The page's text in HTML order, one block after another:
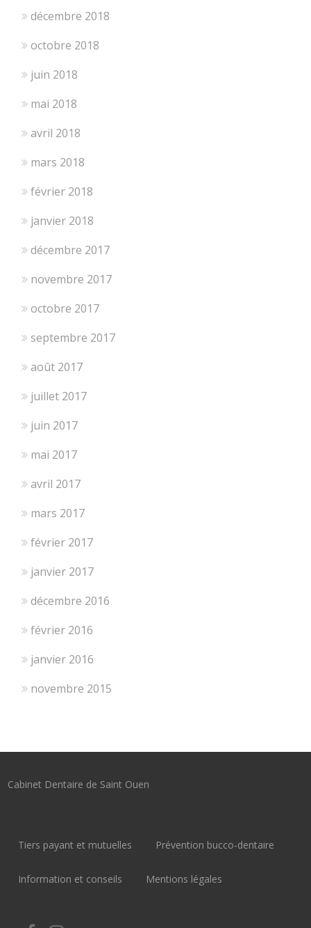
décembre 2018
octobre 2018
juin 2018
mai 2018
avril 2018
mars 2018
février 2018
janvier 2018
décembre 2017
novembre 2017
octobre 2017
septembre 2017
août 2017
juillet 2017
juin 2017
mai 2017
avril 2017
mars 2017
février 2017
janvier 2017
décembre 2016
février 2016
janvier 2016
novembre 2015
Cabinet Dentaire de Saint Ouen
Tiers payant et mutuelles Prévention bucco-dentaire
Information et conseils Mentions légales